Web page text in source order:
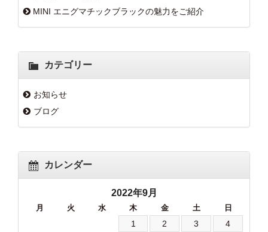
MINI エニグマチックブラックの魅力をご紹介
カテゴリー
お知らせ
ブログ
カレンダー
2022年9月
月 火 水 木 金 土 日
1 2 3
4